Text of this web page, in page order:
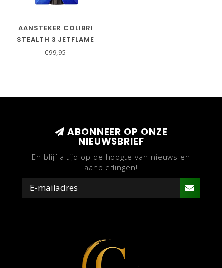
AANSTEKER COLIBRI
STEALTH 3 JETFLAME
BLAUW
€99,95
ABONNEER OP ONZE
NIEUWSBRIEF
En blijf altijd op de hoogte van nieuws en
aanbiedingen!